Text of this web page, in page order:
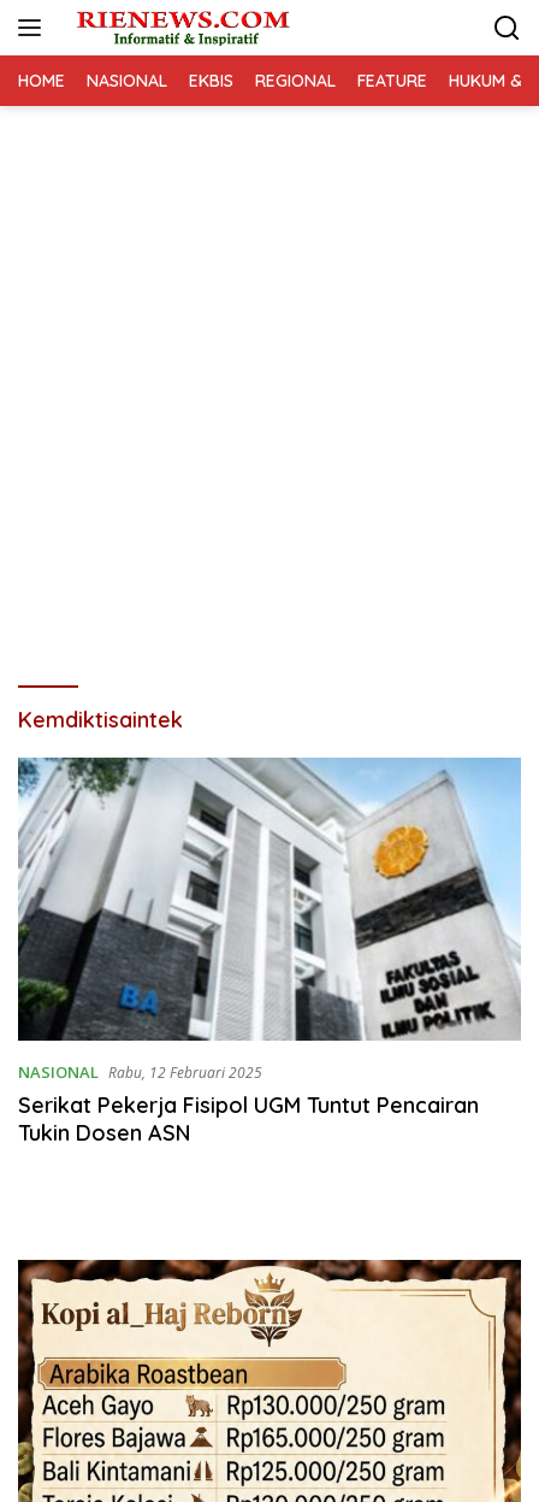
HOME NASIONAL EKBIS REGIONAL FEATURE HUKUM &
Kemdiktisaintek
NASIONAL Rabu, 12 Februari 2025
Serikat Pekerja Fisipol UGM Tuntut Pencairan
Tukin Dosen ASN